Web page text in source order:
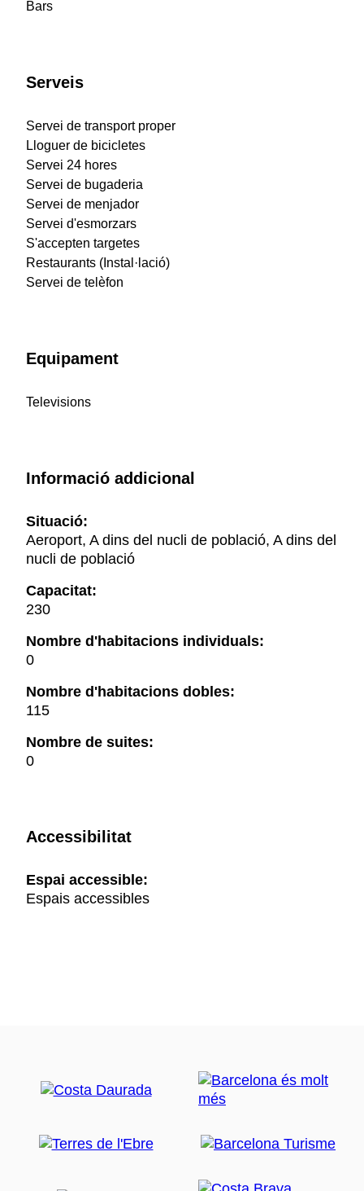
Bars
Serveis
Servei de transport proper
Lloguer de bicicletes
Servei 24 hores
Servei de bugaderia
Servei de menjador
Servei d'esmorzars
S'accepten targetes
Restaurants (Instal·lació)
Servei de telèfon
Equipament
Televisions
Informació addicional
Situació:
Aeroport, A dins del nucli de població, A dins del
nucli de població
Capacitat:
230
Nombre d'habitacions individuals:
0
Nombre d'habitacions dobles:
115
Nombre de suites:
0
Accessibilitat
Espai accessible:
Espais accessibles